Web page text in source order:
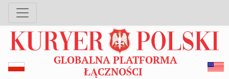
GLOBALNA PLATFORMA
ŁĄCZNOŚCI